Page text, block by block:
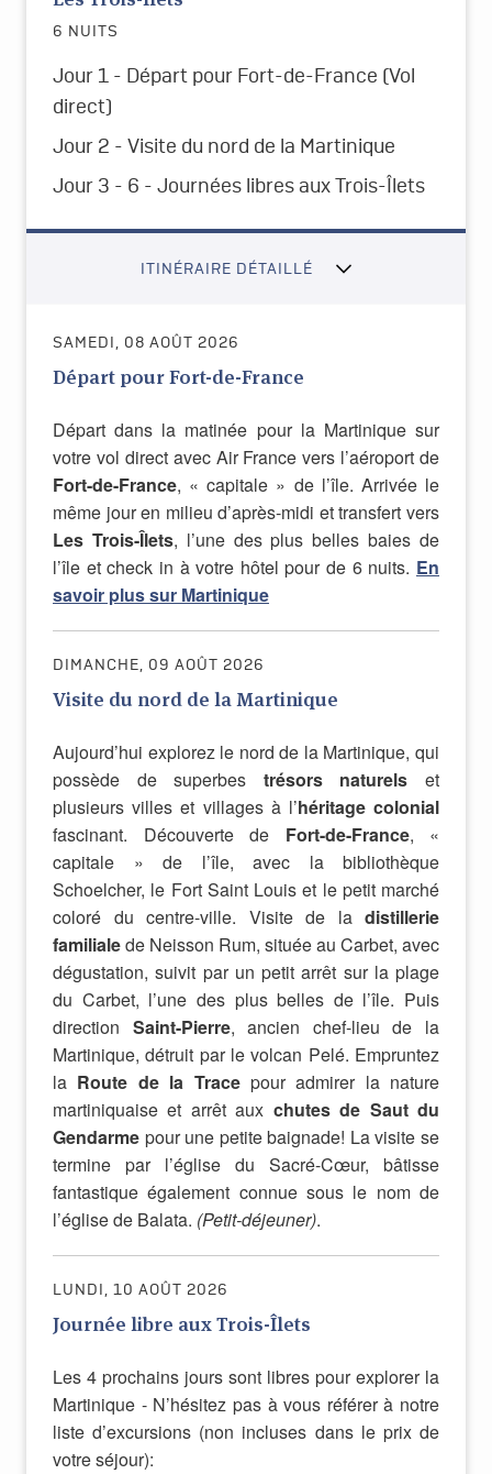
6 NUITS
Jour 1 - Départ pour Fort-de-France
(Vol
direct)
Jour 2 - Visite du nord de la Martinique
Jour 3 - 6 - Journées libres aux Trois-Îlets
ITINÉRAIRE DÉTAILLÉ
SAMEDI, 08 AOÛT 2026
Départ pour Fort-de-France
Départ dans la matinée pour la Martinique sur
votre vol direct avec Air France vers l’aéroport de
Fort-de-France, « capitale » de l’île. Arrivée le
même jour en milieu d’après-midi et transfert vers
Les Trois-Îlets, l’une des plus belles baies de
l’île et check in à votre hôtel pour de 6 nuits. En
savoir plus sur Martinique
DIMANCHE, 09 AOÛT 2026
Visite du nord de la Martinique
Aujourd’hui explorez le nord de la Martinique, qui
possède de superbes trésors naturels et
plusieurs villes et villages à l’héritage colonial
fascinant. Découverte de Fort-de-France, «
capitale » de l’île, avec la bibliothèque
Schoelcher, le Fort Saint Louis et le petit marché
coloré du centre-ville. Visite de la distillerie
familialede Neisson Rum, située au Carbet, avec
dégustation, suivit par un petit arrêt sur la plage
du Carbet, l’une des plus belles de l’île. Puis
direction Saint-Pierre, ancien chef-lieu de la
Martinique, détruit par le volcan Pelé. Empruntez
la Route de la Tracepour admirer la nature
martiniquaise et arrêt aux chutes de Saut du
Gendarme pour une petite baignade! La visite se
termine par l’église du Sacré-Cœur, bâtisse
fantastique également connue sous le nom de
l’église de Balata. (Petit-déjeuner).
LUNDI, 10 AOÛT 2026
Journée libre aux Trois-Îlets
Les 4 prochains jours sont libres pour explorer la
Martinique - N’hésitez pas à vous référer à notre
liste d’excursions (non incluses dans le prix de
votre séjour):